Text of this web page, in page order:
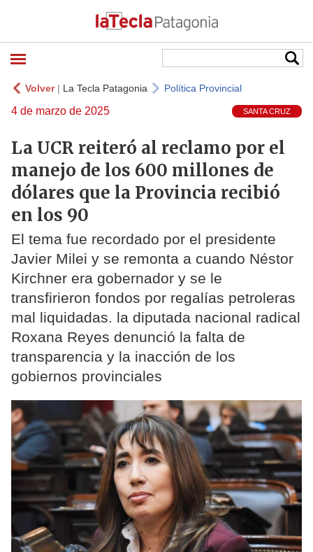
Volver| La Tecla Patagonia Política Provincial
4 de marzo de 2025 SANTA CRUZ
La UCR reiteró al reclamo por el
manejo de los 600 millones de
dólares que la Provincia recibió
en los 90
El tema fue recordado por el presidente
Javier Milei y se remonta a cuando Néstor
Kirchner era gobernador y se le
transfirieron fondos por regalías petroleras
mal liquidadas. la diputada nacional radical
Roxana Reyes denunció la falta de
transparencia y la inacción de los
gobiernos provinciales